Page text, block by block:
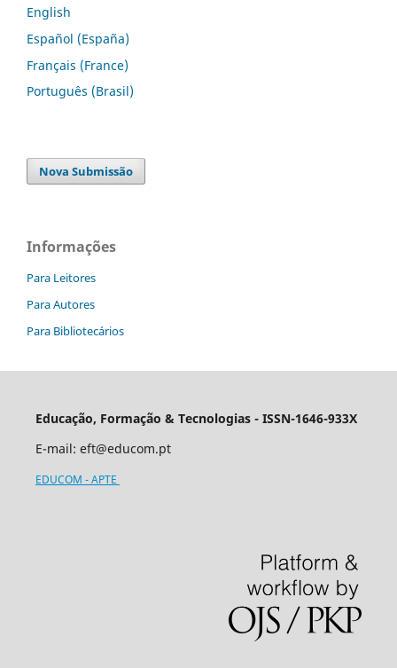
English
Español (España)
Français (France)
Português (Brasil)
Nova Submissão
Informações
Para Leitores
Para Autores
Para Bibliotecários
Educação, Formação & Tecnologias - ISSN-1646-933X
E-mail: eft@educom.pt
EDUCOM - APTE